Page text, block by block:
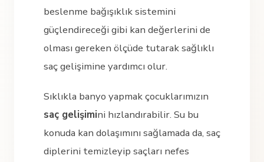
beslenme bağışıklık sistemini
güçlendireceği gibi kan değerlerini de
olması gereken ölçüde tutarak sağlıklı
saç gelişimine yardımcı olur.
Sıklıkla banyo yapmak çocuklarımızın
saç gelişimini hızlandırabilir. Su bu
konuda kan dolaşımını sağlamada da, saç
diplerini temizleyip saçları nefes